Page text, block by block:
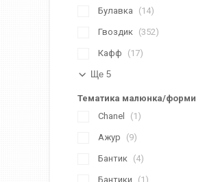
Булавка 14
Гвоздик 352
Кафф 17
Ще 5
Тематика малюнка/форми
Chanel
1
Ажур 9
Бантик 4
Бантики 1